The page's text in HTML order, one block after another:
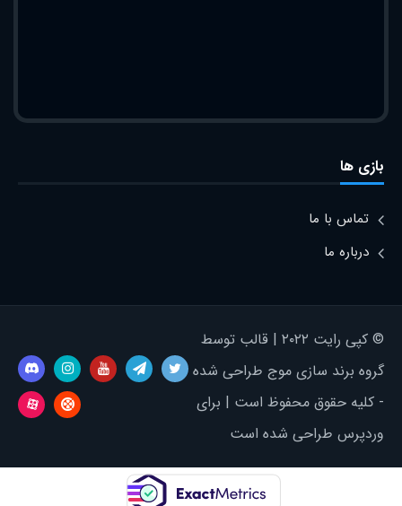
بازی ها
تماس با ما
درباره ما
© کپی رایت ۲۰۲۲ | قالب توسط
گروه برند سازی موج طراحی شده
- کلیه حقوق محفوظ است | برای
وردپرس طراحی شده است